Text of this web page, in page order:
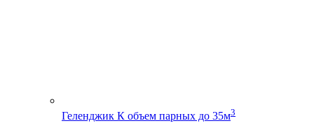
Геленджик К объем парных до 35м3